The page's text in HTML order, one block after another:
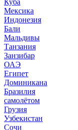
Мексика
Индонезия
Бали
Мальдивы
Танзания
Занзибар
ОАЭ
Египет
Доминикана
Бразилия
самолётом
Грузия
Узбекистан
Сочи